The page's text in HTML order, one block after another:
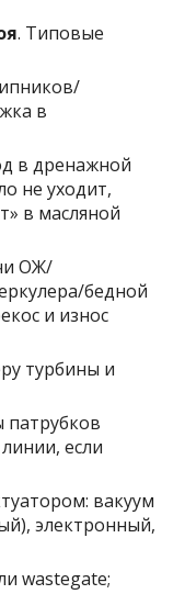
. Типовые
в
в дренажной
не уходит,
в масляной
ОЖ/
бедной
и износ
турбины и
патрубков
если
вакуум
электронный,
wastegate;